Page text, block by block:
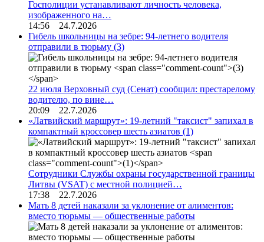
Госполиции устанавливают личность человека,
изображенного на…
14:56 24.7.2026
Гибель школьницы на зебре: 94-летнего водителя
отправили в тюрьму (3)
22 июля Верховный суд (Сенат) сообщил: престарелому
водителю, по вине…
20:09 22.7.2026
«Латвийский маршрут»: 19-летний "таксист" запихал в
компактный кроссовер шесть азиатов (1)
Сотрудники Службы охраны государственной границы
Литвы (VSAT) с местной полицией…
17:38 22.7.2026
Мать 8 детей наказали за уклонение от алиментов:
вместо тюрьмы — общественные работы